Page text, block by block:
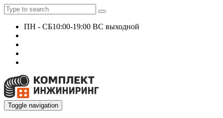
ПН - СБ10:00-19:00 ВС выходной
Toggle navigation